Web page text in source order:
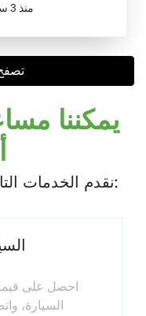
منذ 3 سنوات
يمكننا
نقدم الخدمات التالية لمساعدتك في معاملتك:
احصل على
السيارة،